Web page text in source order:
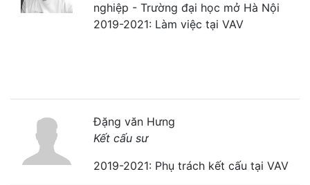
nghiệp - Trường đại học mở Hà Nội
2019-2021: Làm việc tại VAV
Đặng văn Hưng
Kết cấu sư
2019-2021: Phụ trách kết cấu tại VAV